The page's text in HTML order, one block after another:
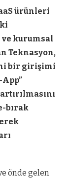
ürünleri
kurumsal
Teknasyon,
bir girişimi
bırak
önde gelen